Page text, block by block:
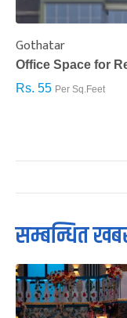
Gothatar
Office Space for
Rs. 55 Per Sq.Feet
सम्बन्धित